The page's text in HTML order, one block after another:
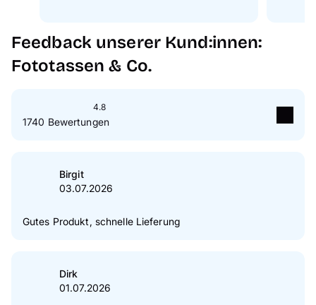
Feedback unserer Kund:innen:
Fototassen & Co.
4.8
1740 Bewertungen
Sterne
Sterne
2 Sterne
Zur Echtheit der Bewertungen
Birgit
03.07.2026
Gutes Produkt, schnelle Lieferung
Dirk
01.07.2026